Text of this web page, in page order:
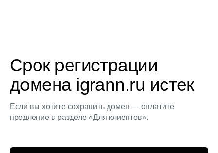
Срок регистрации
домена igrann.ru истек
Если вы хотите сохранить домен — оплатите
продление в разделе «Для клиентов».